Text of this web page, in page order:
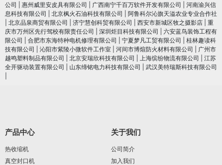
公司
惠州威里安皮具有限公司 广西南宁千百万软件开发有限公司
河南渝兴信
息科技有限公司
北京枫火石油科技有限公司
阿鲁科尔沁旗天溢农业专业合作社
北京品泉商贸有限公司 济宁慧创科贸有限公司 西安市新城区牧之摄影店
重
庆市万州区先行驾校有限责任公司
深圳炬目科技有限公司
六安蓝鸟装饰工程有
限公司
合肥市东海特种电机修理有限公司 宁夏梦凡工贸有限公司
桂林趣读科
技有限公司
沁阳市紫陵小微软件工作室 河间市博煊防火材料有限公司
广州市
越鸣塑料制品有限公司
北京安瑞欣科技有限公司 上海缤纷物流有限公司
江苏
全开驱动装置有限公司
山东缔铭电力科技有限公司
武汉美特瑞斯科技有限公司
产品中心
热收缩机
真空封口机
关于我们
公司简介
加入我们